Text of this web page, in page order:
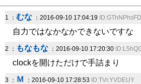
1 ： むな ：2016-09-10 17:04:19
自力ではなかなかできないですな
2 ： もなもな ：2016-09-10 17:20:30
clockを開けただけで手詰まり
3 ： Ｍ ：2016-09-10 17:28:53 ID:TVr.YVDEUY